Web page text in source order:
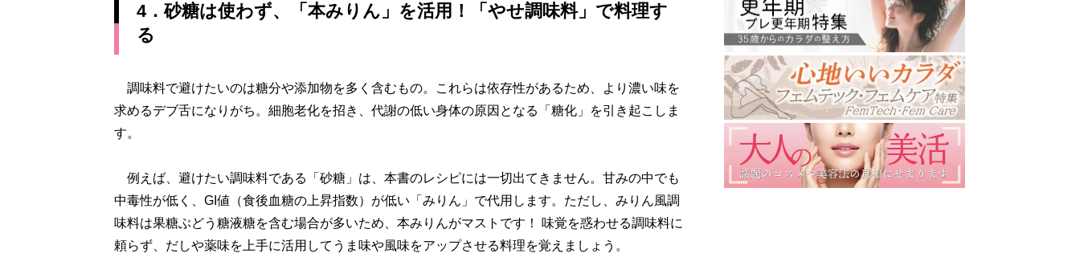
4．砂糖は使わず、「本みりん」を活用！「やせ調味料」で料理す
る
調味料で避けたいのは糖分や添加物を多く含むもの。これらは依存性があるため、より濃い味を
求めるデブ舌になりがち。細胞老化を招き、代謝の低い身体の原因となる「糖化」を引き起こしま
す。
例えば、避けたい調味料である「砂糖」は、本書のレシピには一切出てきません。甘みの中でも
中毒性が低く、GI値（食後血糖の上昇指数）が低い「みりん」で代用します。ただし、みりん風調
味料は果糖ぶどう糖液糖を含む場合が多いため、本みりんがマストです！ 味覚を惑わせる調味料に
頼らず、だしや薬味を上手に活用してうま味や風味をアップさせる料理を覚えましょう。